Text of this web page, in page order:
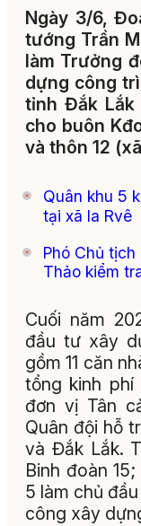
Ngày 3/6,
tướng Trần
làm Trưởng
dựng công
tỉnh Đắk
cho buôn
và thôn 12
Quân khu 5
tại xã Ia Rvê
Phó Chủ
Thảo kiểm
Cuối năm
đầu tư xây
gồm 11 căn
tổng kinh
đơn vị Tân
Quân đội hỗ
và Đắk Lắk.
Binh đoàn
5 làm chủ
công xây